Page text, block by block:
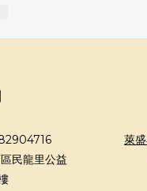
民龍里公益
萊